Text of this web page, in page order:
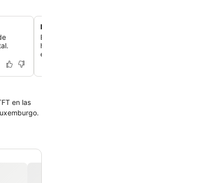
Diseño inspirado en el Art Déco
Experimenta un alojamiento con un bar/biblioteca
habitaciones elegantes, que reflejan una estética Art
en todo el hotel.
en las